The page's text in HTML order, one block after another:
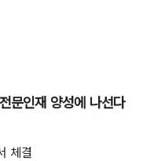
문인재 양성에 나선다
체결